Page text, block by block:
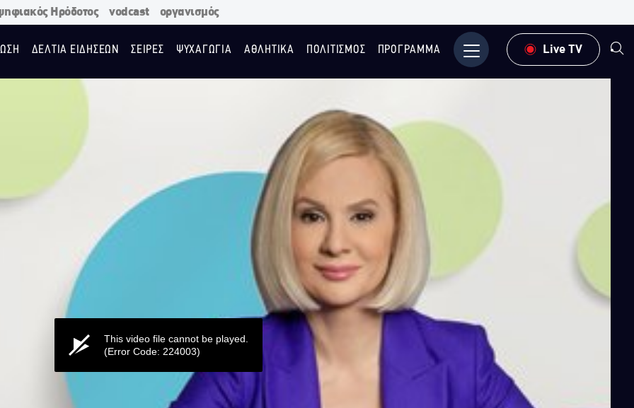
Ηρόδοτος vodcast οργανισμός
ΔΕΛΤΙΑ ΕΙΔΗΣΕΩΝ ΣΕΙΡΕΣ ΨΥΧΑΓΩΓΙΑ ΑΘΛΗΤΙΚΑ ΠΟΛΙΤΙΣΜΟΣ ΠΡΟΓΡΑΜΜΑ Μενού Live TV
This video file cannot be played.
(Error Code: 224003)